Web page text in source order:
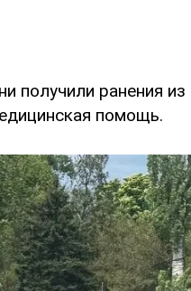
получили ранения из
помощь.